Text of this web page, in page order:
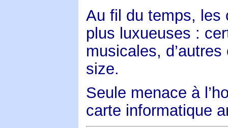
Au fil du temps, les
plus luxueuses :
musicales,
size.
Seule menace à
carte informatique